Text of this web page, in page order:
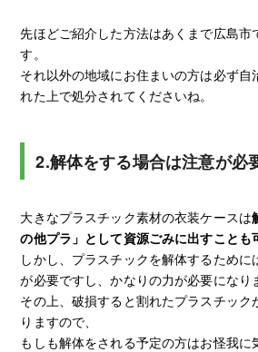
先ほどご紹介した方法はあくまで広島市
す。
それ以外の地域にお住まいの方は必ず自
れた上で処分されてくださいね。
2.解体をする場合は注意が必
大きなプラスチック素材の衣装ケースは
の他プラ」として資源ごみに出すことも
しかし、プラスチックを解体するため
が必要ですし、かなりの力が必要になり
その上、破損すると割れたプラスチック
りますので、
もしも解体をされる予定の方はお怪我に